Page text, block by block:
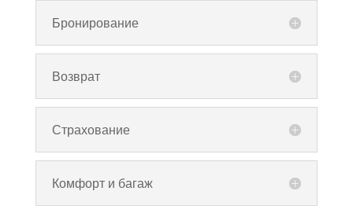
Бронирование
Возврат
Страхование
Комфорт и багаж